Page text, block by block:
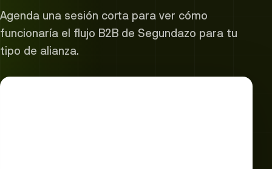
Agenda una sesión corta para ver cómo
funcionaría el flujo B2B de Segundazo para tu
tipo de alianza.